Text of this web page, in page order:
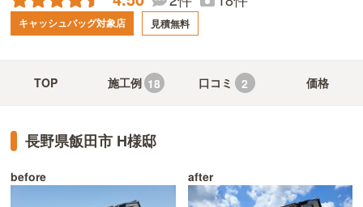
キャッシュバッグ対象店 見積無料
TOP 施工例 18 口コミ 2 価格
長野県飯田市 H様邸
before after